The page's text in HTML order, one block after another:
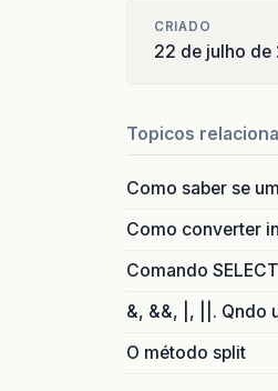
CRIADO
22 de julho de
Topicos
Como saber se
Como converter
Comando
&, &&, |, ||. Qndo
O método split